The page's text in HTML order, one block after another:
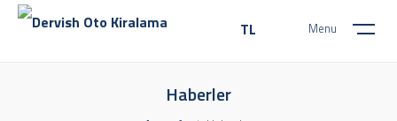
Menu
TL
Haberler